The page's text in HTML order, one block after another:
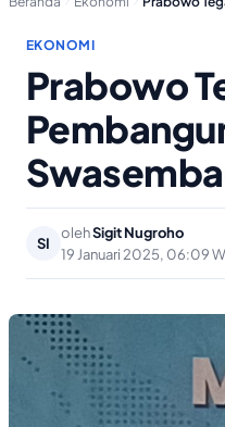
EKONOMI
Prabowo
SI
olehSigit Nugroho
19 Januari 2025, 06:09